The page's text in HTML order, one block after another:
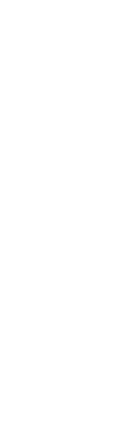
7 DE AGOSTO